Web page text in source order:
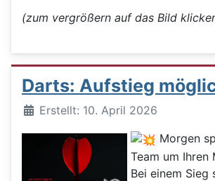
(zum vergrößern auf das Bild
Darts: Aufstieg
DetailsErstellt: 10. April 2026
Morgen
Team um Ihren
Bei einem Sieg